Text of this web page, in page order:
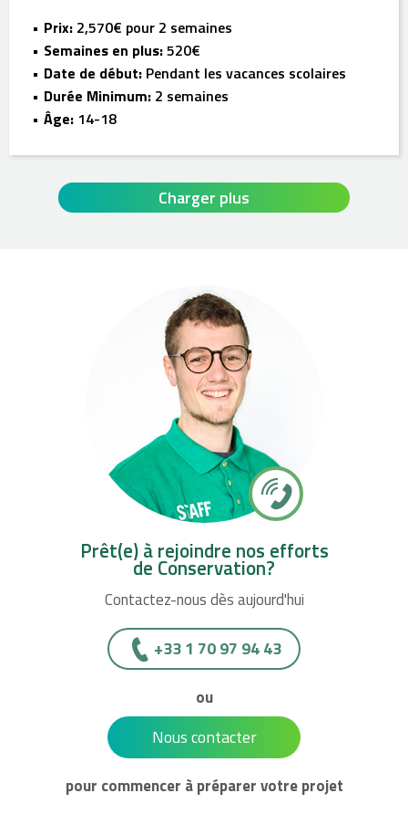
Prix: 2,570€ pour 2 semaines
Semaines en plus:520€
Date de début: Pendant les vacances scolaires
Durée Minimum: 2 semaines
Âge: 14-18
Charger plus
Prêt(e) à rejoindre nos efforts
de Conservation?
Contactez-nous dès aujourd'hui
+33 1 70 97 94 43
ou
Nous contacter
pour commencer à préparer votre projet